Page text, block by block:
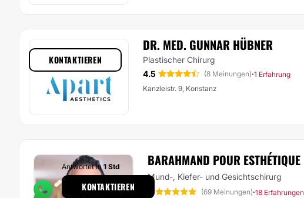
DR. MED. GUNNAR HÜBNER
Plastischer Chirurg
4.5
(8 Meinungen)·1 Erfahrung
Kanzleistr. 9, Konstanz
KONTAKTIEREN
BARAHMAND POUR ESTHÉTIQUE
Mund-, Kiefer- und Gesichtschirurg
(69 Meinungen)·18 Erfahrungen
Antwortet in1 Std
KONTAKTIEREN